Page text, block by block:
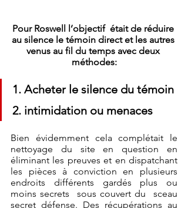
Pour Roswell l’objectif  était de réduire
au silence le témoin direct et les autres
venus au fil du temps avec deux
méthodes:
1. Acheter le silence du témoin
2. intimidation ou menaces
Bien évidemment cela complétait le
nettoyage du site en question en
éliminant les preuves et en dispatchant
les pièces à conviction en plusieurs
endroits différents gardés plus ou
moins secrets  sous couvert du  sceau
secret défense. Des récupérations au